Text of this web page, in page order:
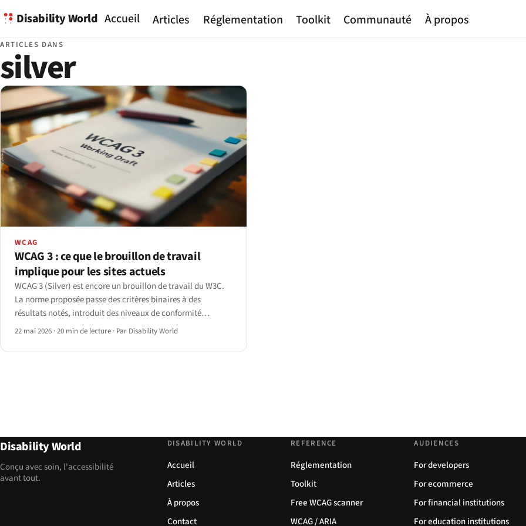
Disability World Accueil Articles Réglementation Toolkit Communauté À propos
ARTICLES DANS
silver
WCAG
WCAG 3 : ce que le brouillon de travail
implique pour les sites actuels
WCAG 3 (Silver) est encore un brouillon de travail du W3C.
La norme proposée passe des critères binaires à des
résultats notés, introduit des niveaux de conformité
bronze/argent/or et élargit sa portée aux modalités
22 mai 2026 ·20 min de lecture · Par Disability World
Disability World
Conçu avec soin, l'accessibilité
avant tout.
DISABILITY WORLD
Accueil
Articles
À propos
Contact
REFERENCE
Réglementation
Toolkit
Free WCAG scanner
WCAG / ARIA
AUDIENCES
For developers
For ecommerce
For financial institutions
For education institutions